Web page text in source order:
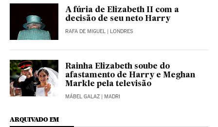
A fúria de Elizabeth II com a
decisão de seu neto Harry
RAFA DE MIGUEL | LONDRES
Rainha Elizabeth soube do
afastamento de Harry e Meghan
Markle pela televisão
MÁBEL GALAZ | MADRI
ARQUIVADO EM